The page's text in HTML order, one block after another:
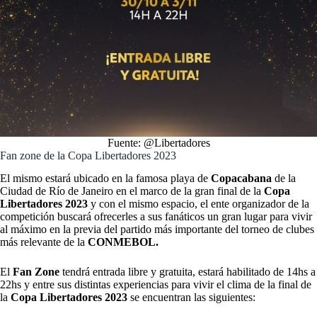
Fuente: @Libertadores
Fan zone de la Copa Libertadores 2023
El mismo estará ubicado en la famosa playa de Copacabana de la
Ciudad de Río de Janeiro en el marco de la gran final de la Copa
Libertadores 2023 y con el mismo espacio, el ente organizador de la
competición buscará ofrecerles a sus fanáticos un gran lugar para vivir
al máximo en la previa del partido más importante del torneo de clubes
más relevante de la CONMEBOL.
El Fan Zone tendrá entrada libre y gratuita, estará habilitado de 14hs a
22hs y entre sus distintas experiencias para vivir el clima de la final de
la Copa Libertadores 2023 se encuentran las siguientes: